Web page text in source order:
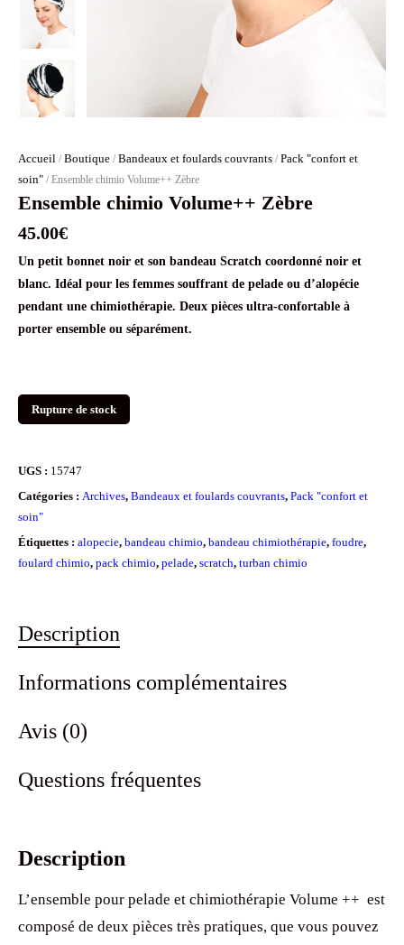
Accueil / Boutique / Bandeaux et foulards couvrants / Pack "confort et
soin" / Ensemble chimio Volume++ Zèbre
Ensemble chimio Volume++ Zèbre
45.00€
Un petit bonnet noir et son bandeau Scratch coordonné noir et
blanc. Idéal pour les femmes souffrant de pelade ou d’alopécie
pendant une chimiothérapie. Deux pièces ultra-confortable à
porter ensemble ou séparément.
Rupture de stock
UGS : 15747
Catégories : Archives, Bandeaux et foulards couvrants, Pack "confort et
soin"
Étiquettes : alopecie, bandeau chimio, bandeau chimiothérapie, foudre,
foulard chimio, pack chimio, pelade, scratch, turban chimio
Description
Informations complémentaires
Avis (0)
Questions fréquentes
Description
L’ensemble pour pelade et chimiothérapie Volume ++ est
composé de deux pièces très pratiques, que vous pouvez